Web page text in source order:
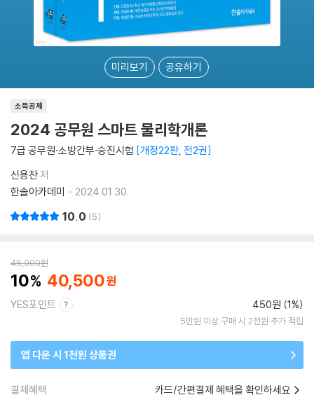
미리보기 공유하기
소득공제
2024 공무원 스마트 물리학개론
7급 공무원·소방간부·승진시험 개정22판, 전2권
신용찬저
한솔아카데미
2024.01.30.
10.0 5
45,000원
10 40,500
YES포인트 450원 (1%)
5만원 이상 구매 시 2천원 추가 적립
앱 다운 시 1천원 상품권
결제혜택 카드/간편결제 혜택을 확인하세요